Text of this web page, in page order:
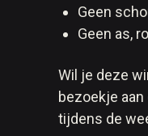
Geen
Geen as,
Wil je deze
bezoekje
tijdens de